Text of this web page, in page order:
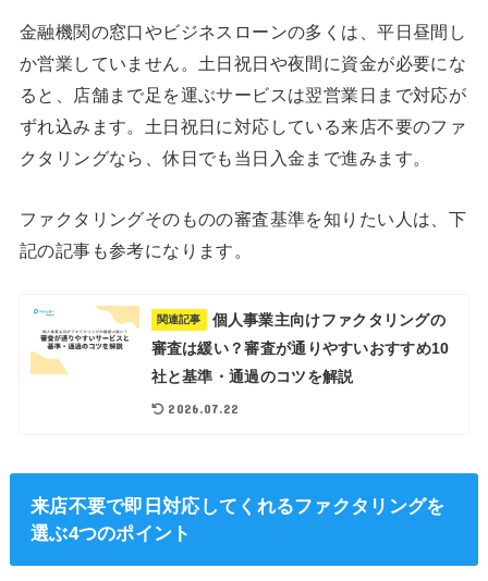
金融機関の窓口やビジネスローンの多くは、平日昼間し
か営業していません。土日祝日や夜間に資金が必要にな
ると、店舗まで足を運ぶサービスは翌営業日まで対応が
ずれ込みます。土日祝日に対応している来店不要のファ
クタリングなら、休日でも当日入金まで進みます。
ファクタリングそのものの審査基準を知りたい人は、下
記の記事も参考になります。
関連記事
個人事業主向けファクタリングの
審査は緩い？審査が通りやすいおすすめ10
社と基準・通過のコツを解説
2026.07.22
来店不要で即日対応してくれるファクタリングを
選ぶ4つのポイント